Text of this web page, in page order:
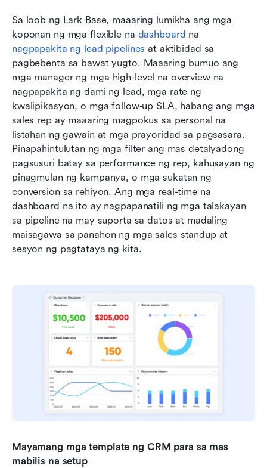
Sa loob ng Lark Base, maaaring lumikha ang mga
koponan ng mga flexible na dashboard
nagpapakita ng lead pipelines at aktibidad sa
pagbebenta sa bawat yugto. Maaaring bumuo ang
mga manager ng mga high-level na overview na
nagpapakita ng dami ng lead, mga rate ng
kwalipikasyon, o mga follow-up SLA, habang ang mga
sales rep ay maaaring magpokus sa personal na
listahan ng gawain at mga prayoridad sa pagsasara.
Pinapahintulutan ng mga filter ang mas detalyadong
pagsusuri batay sa performance ng rep, kahusayan ng
pinagmulan ng kampanya, o mga sukatan ng
conversion sa rehiyon. Ang mga real-time na
dashboard na ito ay nagpapanatili ng mga talakayan
sa pipeline na may suporta sa datos at madaling
maisagawa sa panahon ng mga sales standup at
sesyon ng pagtataya ng kita.
Mayamang mga template ng CRM para sa mas
mabilis na setup